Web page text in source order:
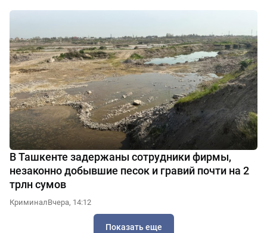
В Ташкенте задержаны сотрудники фирмы,
незаконно добывшие песок и гравий почти на 2
трлн сумов
КриминалВчера, 14:12
Показать еще